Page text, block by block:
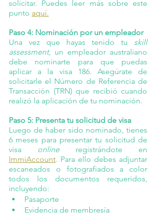
solicitar. Puedes leer más sobre este
punto aquí.
Paso 4: Nominación por un empleador
Una vez que hayas tenido tu skill
assessment, un empleador australiano
debe nominarte para que puedas
aplicar a la visa 186. Asegúrate de
solicitarle el Número de Referencia de
Transacción (TRN) que recibió cuando
realizó la aplicación de tu nominación.
Paso 5: Presenta tu solicitud de visa
Luego de haber sido nominado, tienes
6 meses para presentar tu solicitud de
visa online registrándote en
ImmiAccount. Para ello debes adjuntar
escaneados o fotografiados a color
todos los documentos requeridos,
incluyendo:
Pasaporte
Evidencia de membresía